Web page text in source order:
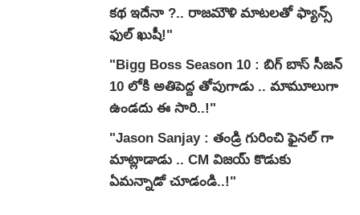
కథ ఇదేనా ?.. రాజమౌళి మాటలతో ఫ్యాన్స్
ఫుల్ ఖుషీ!"
"Bigg Boss Season 10 : బిగ్ బాస్ సీజన్
10 లోకి అతిపెద్ద తోపుగాడు .. మామూలుగా
ఉండదు ఈ సారి..!"
"Jason Sanjay : తండ్రి గురించి ఫైనల్ గా
మాట్లాడాడు .. CM విజయ్ కొడుకు
ఏమన్నాడో చూడండి..!"